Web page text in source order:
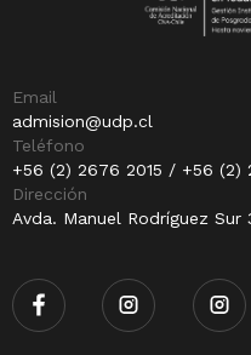
Email
admision@udp.cl
Teléfono
+56 (2) 2676 2015 / +56 (2)
Dirección
Avda. Manuel Rodríguez Sur